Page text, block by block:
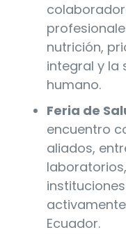
nutrición,
integral y la
humano.
Feria de
encuentro
aliados,
Ecuador.